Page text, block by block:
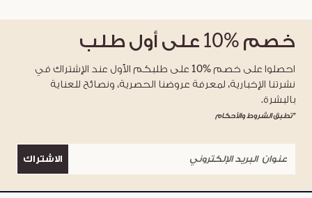
خصم %10 على أول طلب
احصلوا على خصم %10 على طلبكم الأول عند الإشتراك في
نشرتنا الإخبارية، لمعرفة عروضنا الحصرية، ونصائح للعناية
بالبشرة.
*تطبق الشروط والأحكام
الاشتراك